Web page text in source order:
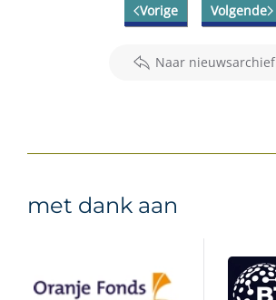
Vorige Volgende
Naar nieuwsarchief
met dank aan